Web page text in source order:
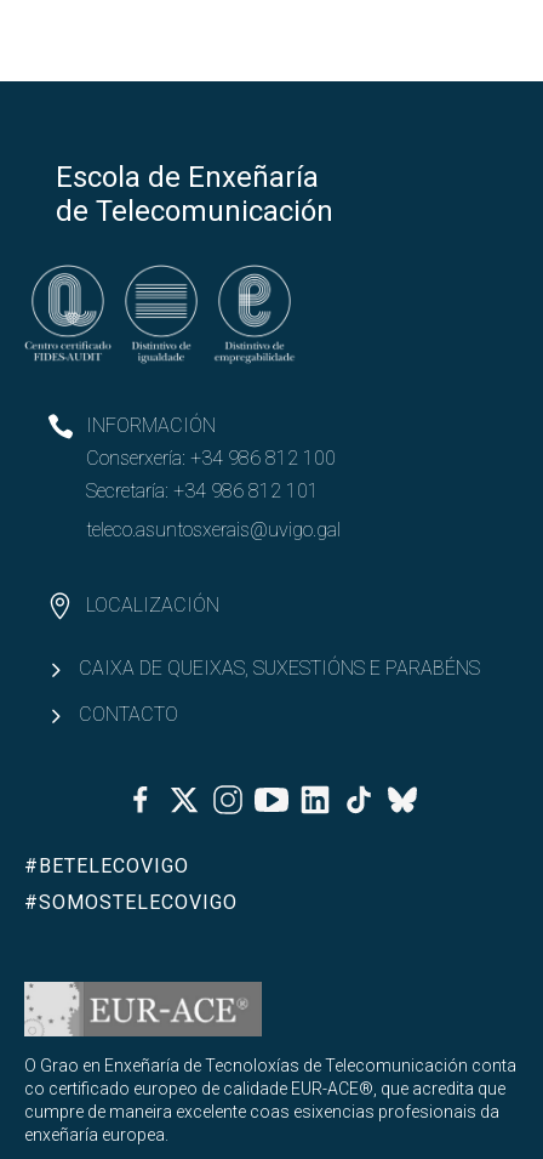
Escola de Enxeñaría
de Telecomunicación
INFORMACIÓN
Conserxería: +34 986 812 100
Secretaría: +34 986 812 101
teleco.asuntosxerais@uvigo.gal
LOCALIZACIÓN
CAIXA DE QUEIXAS, SUXESTIÓNS E PARABÉNS
CONTACTO
FacebookTwitterInstagramYoutubeLinkedinTiktok
Bluesky
#BETELECOVIGO
#SOMOSTELECOVIGO
O Grao en Enxeñaría de Tecnoloxías de Telecomunicación conta
co certificado europeo de calidade EUR-ACE®, que acredita que
cumpre de maneira excelente coas esixencias profesionais da
enxeñaría europea.